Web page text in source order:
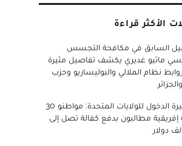
الأكثر قراءة
السابق في مكافحة التجسس
ماثيو غديري يكشف تفاصيل مثيرة
نظام الملالي والبوليساريو وحزب
تأشيرة الدخول للولايات المتحدة: مواطنو 30
إفريقية مطالبون بدفع كفالة تصل إلى